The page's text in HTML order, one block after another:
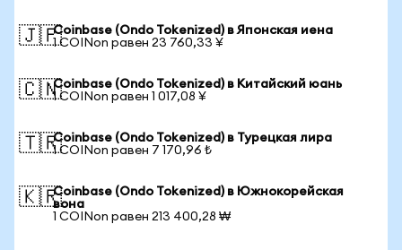
🇯🇵Coinbase (Ondo Tokenized) в Японская иена
1 COINon равен 23 760,33 ¥
🇨🇳Coinbase (Ondo Tokenized) в Китайский юань
1 COINon равен 1 017,08 ¥
🇹🇷Coinbase (Ondo Tokenized) в Турецкая лира
1 COINon равен 7 170,96 ₺
🇰🇷Coinbase (Ondo Tokenized) в Южнокорейская
вона
1 COINon равен 213 400,28 ₩